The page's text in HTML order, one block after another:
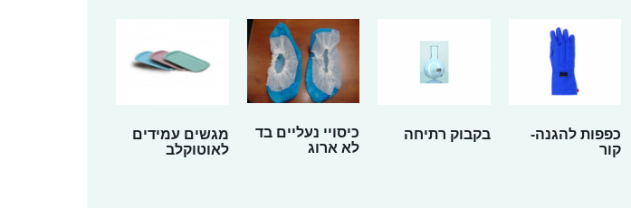
כפפות להגנה-
קור
בקבוק רתיחה
כיסויי נעליים בד
לא ארוג
מגשים עמידים
לאוטוקלב